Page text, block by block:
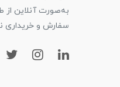
به‌صورت آنلاین از
سفارش و خریداری